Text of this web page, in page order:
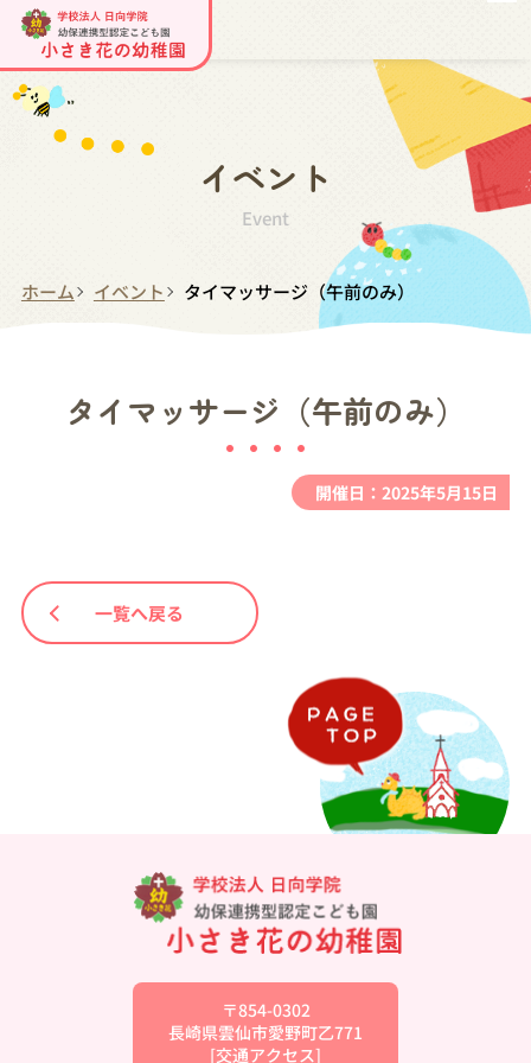
イベント
Event
ホーム イベント タイマッサージ（午前のみ）
タイマッサージ（午前のみ）
開催日：2025年5月15日
一覧へ戻る
〒854-0302
長崎県雲仙市愛野町乙771
[交通アクセス]